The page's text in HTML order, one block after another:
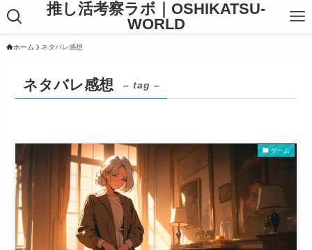
推し活考察ラボ｜OSHIKATSU-
WORLD
ホーム ネタバレ感想
ネタバレ感想 – tag –
ゲーム